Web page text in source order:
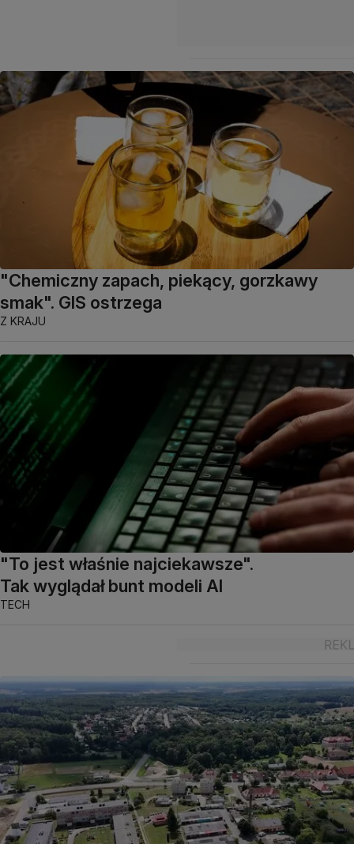
"Chemiczny zapach, piekący, gorzkawy
smak". GIS ostrzega
Z KRAJU
"To jest właśnie najciekawsze".
Tak wyglądał bunt modeli AI
TECH